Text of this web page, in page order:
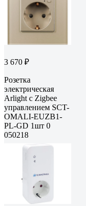
3 670 ₽
Розетка
электрическая
Arlight с Zigbee
управлением SCT-
OMALI-EUZB1-
PL-GD 1шт 0
050218